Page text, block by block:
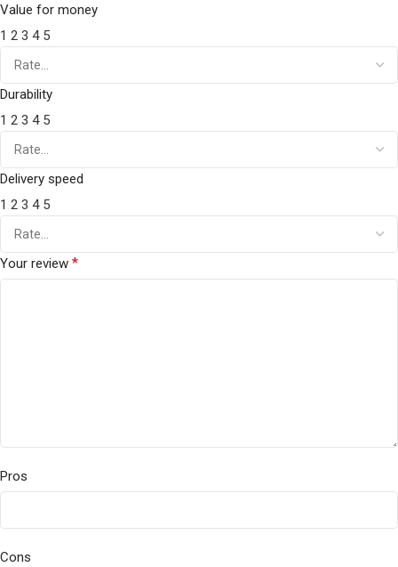
Value for money
1 2 3 4 5
Durability
1 2 3 4 5
Delivery speed
1 2 3 4 5
Your review *
Pros
Cons